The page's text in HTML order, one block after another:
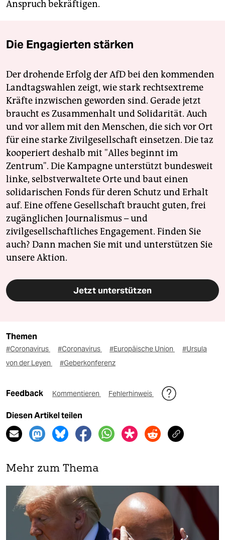
Anspruch bekräftigen.
Die Engagierten stärken
Der drohende Erfolg der AfD bei den kommenden
Landtagswahlen zeigt, wie stark rechtsextreme
Kräfte inzwischen geworden sind. Gerade jetzt
braucht es Zusammenhalt und Solidarität. Auch
und vor allem mit den Menschen, die sich vor Ort
für eine starke Zivilgesellschaft einsetzen. Die taz
kooperiert deshalb mit "Alles beginnt im
Zentrum". Die Kampagne unterstützt bundesweit
linke, selbstverwaltete Orte und baut einen
solidarischen Fonds für deren Schutz und Erhalt
auf. Eine offene Gesellschaft braucht guten, frei
zugänglichen Journalismus – und
zivilgesellschaftliches Engagement. Finden Sie
auch? Dann machen Sie mit und unterstützen Sie
unsere Aktion.
Jetzt unterstützen
Themen
#Coronavirus #Coronavirus #Europäische Union
#Ursula
von der Leyen
#Geberkonferenz
Feedback Kommentieren Fehlerhinweis
Diesen Artikel teilen
Mehr zum Thema